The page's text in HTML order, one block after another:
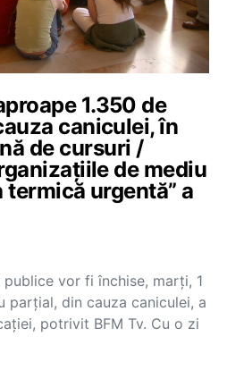
1.350 de
caniculei, în
de cursuri /
de mediu
termică urgentă” a
vor fi închise, marți, 1
parțial, din cauza caniculei, a
potrivit BFM Tv. Cu o zi